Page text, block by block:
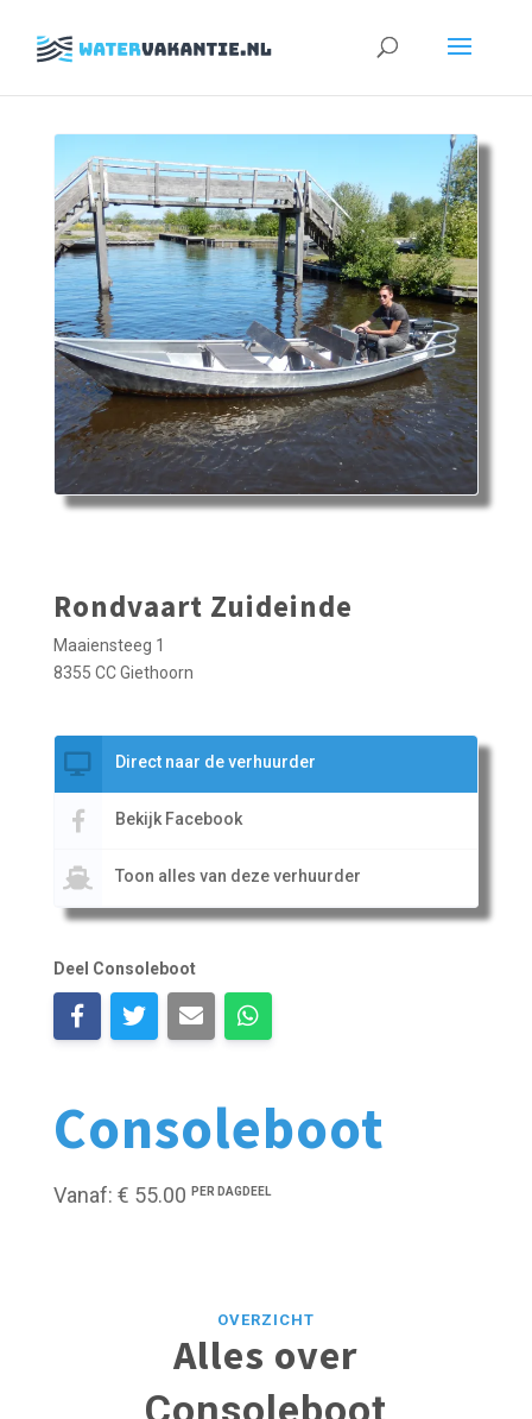
Zoeken
Consoleboot
Vanaf: € 55.00 PER DAGDEEL
Rondvaart Zuideinde
Maaiensteeg 1
8355 CC Giethoorn
Direct naar de verhuurder
Bekijk Facebook
Toon alles van deze verhuurder
Deel Consoleboot
OVERZICHT
Alles over
Consoleboot